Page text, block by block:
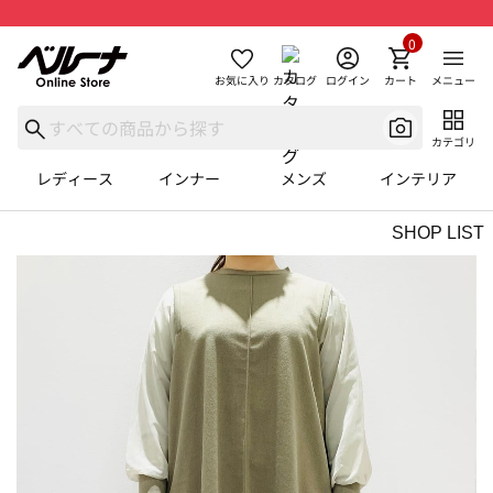
お気に入り カタログ ログイン カート
0
メニュー
カテゴリ
レディース インナー メンズ インテリア
SHOP LIST